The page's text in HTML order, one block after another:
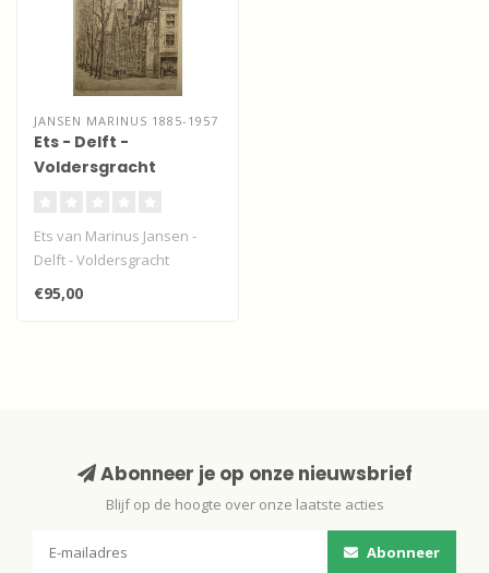
JANSEN MARINUS 1885-1957
Ets - Delft -
Voldersgracht
Ets van Marinus Jansen -
Delft - Voldersgracht
€95,00
Abonneer je op onze nieuwsbrief
Blijf op de hoogte over onze laatste acties
Abonneer